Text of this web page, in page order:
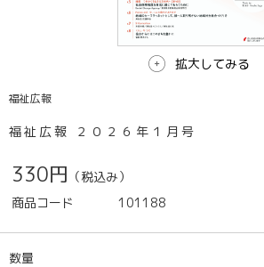
拡大してみる
福祉広報
福祉広報 ２０２６年１月号
330円 （税込み）
商品コード
101188
数量